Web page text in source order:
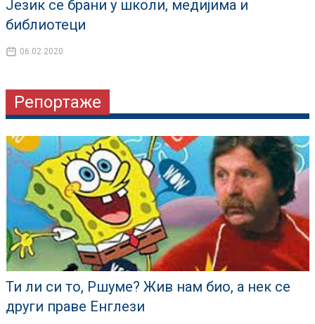
Језик се брани у школи, медијима и
библиотеци
06.02.2020
Репортаже
Ти ли си то, Ршуме? Жив нам био, а нек се
други праве Енглези